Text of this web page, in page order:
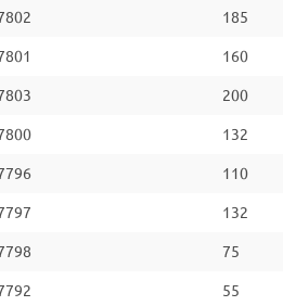
185
160
200
132
110
132
75
55